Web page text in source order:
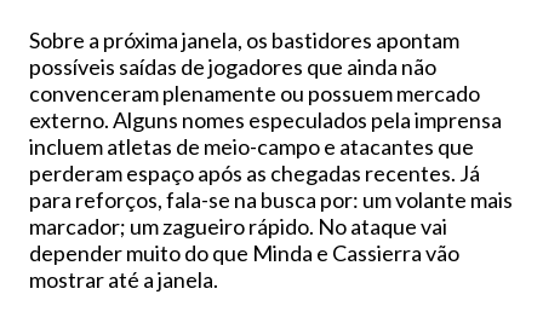
Sobre a próxima janela, os bastidores apontam
possíveis saídas de jogadores que ainda não
convenceram plenamente ou possuem mercado
externo. Alguns nomes especulados pela imprensa
incluem atletas de meio-campo e atacantes que
perderam espaço após as chegadas recentes. Já
para reforços, fala-se na busca por: um volante mais
marcador; um zagueiro rápido. No ataque vai
depender muito do que Minda e Cassierra vão
mostrar até a janela.